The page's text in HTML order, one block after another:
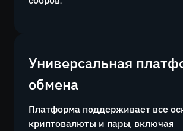
Универсальная
обмена
Платформа поддерживает все
криптовалюты и пары, включая